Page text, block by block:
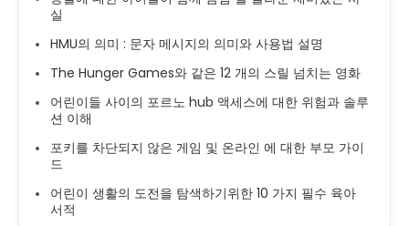
실
HMU의 의미 : 문자 메시지의 의미와 사용법 설명
The Hunger Games와 같은 12 개의 스릴 넘치는 영화
어린이들 사이의 포르노 hub 액세스에 대한 위험과 솔루
션 이해
포키를 차단되지 않은 게임 및 온라인 에 대한 부모 가이
드
어린이 생활의 도전을 탐색하기위한 10 가지 필수 육아
서적